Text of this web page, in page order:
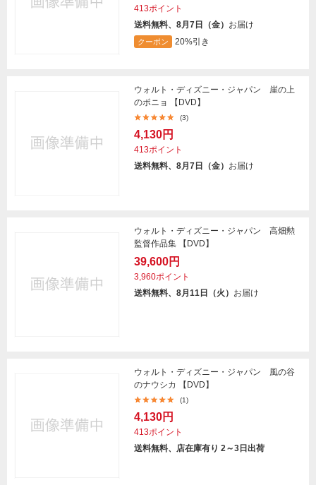
413ポイント
送料無料、8月7日（金） お届け
クーポン 20%引き
ウォルト・ディズニー・ジャパン 崖の上
のポニョ 【DVD】
(3)
4,130円
413ポイント
送料無料、8月7日（金） お届け
ウォルト・ディズニー・ジャパン 高畑勲
監督作品集 【DVD】
39,600円
3,960ポイント
送料無料、8月11日（火） お届け
ウォルト・ディズニー・ジャパン 風の谷
のナウシカ 【DVD】
(1)
4,130円
413ポイント
送料無料、店在庫有り 2～3日出荷